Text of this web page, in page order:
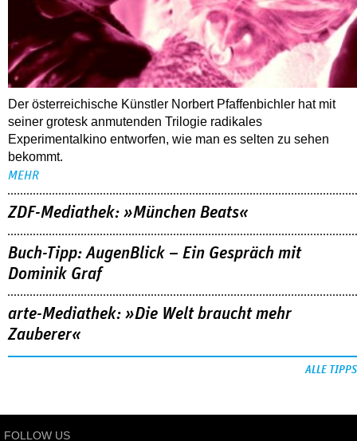
Der österreichische Künstler Norbert Pfaffenbichler hat mit
seiner grotesk anmutenden Trilogie radikales
Experimentalkino entworfen, wie man es selten zu sehen
bekommt.
MEHR
ZDF-Mediathek: »München Beats«
Buch-Tipp: AugenBlick – Ein Gespräch mit
Dominik Graf
arte-Mediathek: »Die Welt braucht mehr
Zauberer«
ALLE TIPPS
FOLLOW US